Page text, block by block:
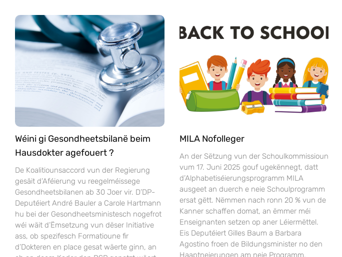
Wéini gi Gesondheetsbilanë beim
Hausdokter agefouert ?
De Koalitiounsaccord vun der Regierung
gesäit d’Aféierung vu reegelméissege
Gesondheetsbilanen ab 30 Joer vir. D’DP-
Deputéiert André Bauler a Carole Hartmann
hu bei der Gesondheetsministesch nogefrot
wéi wäit d’Ëmsetzung vun dëser Initiative
ass, ob spezifesch Formatioune fir
d’Dokteren en place gesat wäerte ginn, an
MILA Nofolleger
An der Sëtzung vun der Schoulkommissioun
vum 17. Juni 2025 gouf ugekënnegt, datt
d’Alphabetiséierungsprogramm MILA
ausgeet an duerch e neie Schoulprogramm
ersat gëtt. Nëmmen nach ronn 20 % vun de
Kanner schaffen domat, an ëmmer méi
Enseignanten setzen op aner Léiermëttel.
Eis Deputéiert Gilles Baum a Barbara
Agostino froen de Bildungsminister no den
Haaptneierungen am neie Programm,